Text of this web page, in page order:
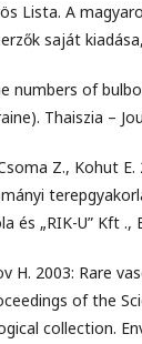
Lista. A
saját
numbers of
Thaiszia –
Z., Kohut
és „RIK-U” Kft .,
H. 2003: Rare
of the
collection.